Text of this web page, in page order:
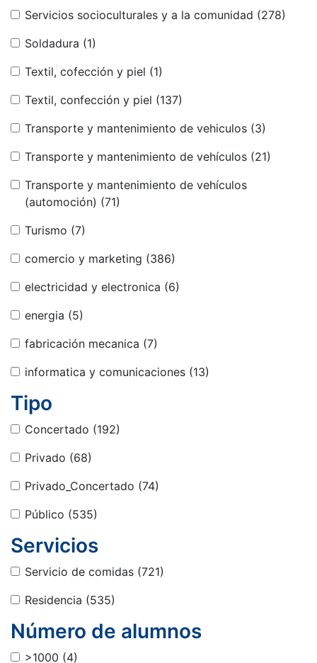
Servicios socioculturales y a la comunidad (278)
Soldadura (1)
Textil, cofección y piel (1)
Textil, confección y piel (137)
Transporte y mantenimiento de vehiculos (3)
Transporte y mantenimiento de vehículos (21)
Transporte y mantenimiento de vehículos
(automoción) (71)
Turismo (7)
comercio y marketing (386)
electricidad y electronica (6)
energia (5)
fabricación mecanica (7)
informatica y comunicaciones (13)
Tipo
Concertado (192)
Privado (68)
Privado_Concertado (74)
Público (535)
Servicios
Servicio de comidas (721)
Residencia (535)
Número de alumnos
>1000 (4)